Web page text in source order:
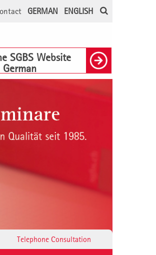
ENGLISH
GERMAN
SGBS Website
German
Telephone Consultation